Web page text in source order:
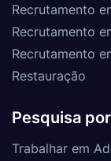
Recrutamento
Recrutamento
Recrutamento
Restauração
Pesquisa
Trabalhar em